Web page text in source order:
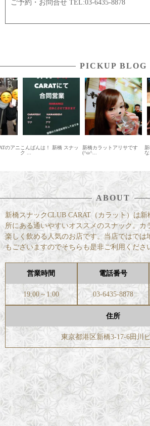
ご予約・お問合せ TEL:03-6435-8878
PICKUP BLOG
！ 新橋 スナッ
新橋カラットアリサです
新橋スナック
ABOUT
新橋スナックCLUB CARAT（カラット）は
所にある通いやすいオススメのスナック。カ
楽しく飲める人気のお店です。当店ではでは
もございますのでそちらも是非ご利用くださ
営業時間
19:00～1:00
電話番号
03-6435-8878
住所
東京都港区新橋3-17-6田川